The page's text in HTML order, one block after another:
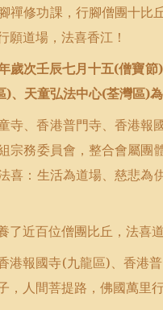
禪修功課，行腳僧團十
願道場，法喜香江！
歲次壬辰七月十五(僧寶節)
)、天童弘法中心(荃灣區)
寺、香港普門寺、香港
宗務委員會，整合會屬
喜：生活為道場、慈悲
了近百位僧團比丘，法喜
港報國寺(九龍區)、香港
，人間菩提路，佛國萬里